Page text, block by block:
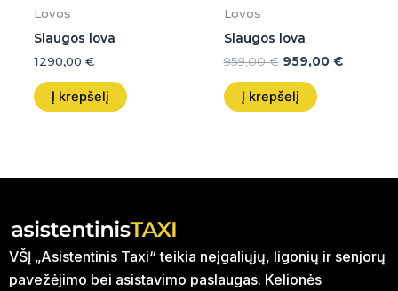
Lovos
Slaugos lova
1290,00 €
Į krepšelį
Lovos
Slaugos lova
959,00€ 959,00 €
Į krepšelį
VŠĮ „Asistentinis Taxi“ teikia neįgaliųjų, ligonių ir senjorų
pavežėjimo bei asistavimo paslaugas. Kelionės